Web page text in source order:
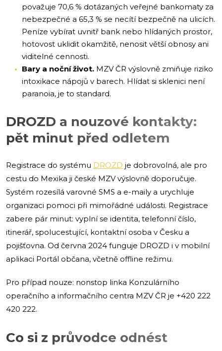
považuje 70,6 % dotázaných veřejné bankomaty za
nebezpečné a 65,3 % se necítí bezpečně na ulicích.
Peníze vybírat uvnitř bank nebo hlídaných prostor,
hotovost uklidit okamžitě, nenosit větší obnosy ani
viditelné cennosti.
Bary a noční život. MZV ČR výslovně zmiňuje riziko
intoxikace nápojů v barech. Hlídat si sklenici není
paranoia, je to standard.
DROZD a nouzové kontakty:
pět minut před odletem
Registrace do systému DROZD je dobrovolná, ale pro
cestu do Mexika ji české MZV výslovně doporučuje.
Systém rozesílá varovné SMS a e-maily a urychluje
organizaci pomoci při mimořádné události. Registrace
zabere pár minut: vyplní se identita, telefonní číslo,
itinerář, spolucestující, kontaktní osoba v Česku a
pojišťovna. Od června 2024 funguje DROZD i v mobilní
aplikaci Portál občana, včetně offline režimu.
Pro případ nouze: nonstop linka Konzulárního
operačního a informačního centra MZV ČR je +420 222
420 222.
Co si z průvodce odnést